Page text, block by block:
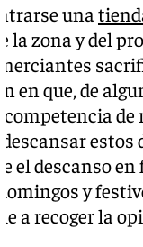
una
la zona y del
en que, de
de
el descanso
y
a recoger la